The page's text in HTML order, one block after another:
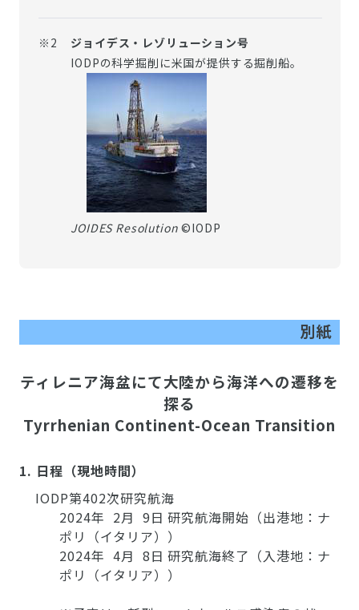
※2
ジョイデス・レゾリューション号
IODPの科学掘削に米国が提供する掘削船。
JOIDES Resolution ©IODP
別紙
ティレニア海盆にて大陸から海洋への遷移を
探る
Tyrrhenian Continent-Ocean Transition
1. 日程（現地時間）
IODP第402次研究航海
2024年 2月 9日 研究航海開始（出港地：ナ
ポリ（イタリア））
2024年 4月 8日 研究航海終了（入港地：ナ
ポリ（イタリア））